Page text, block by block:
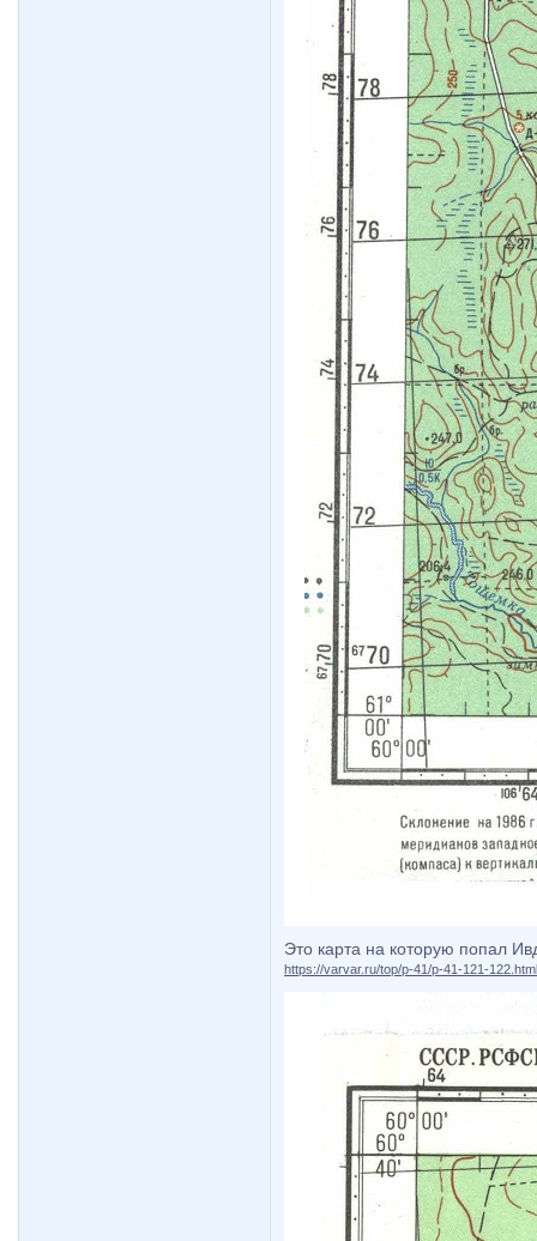
Это карта на которую попал
https://varvar.ru/top/p-41/p-41-121-